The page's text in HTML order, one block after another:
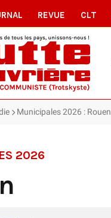
REVUE CLT
Municipales 2026 : Rouen
2026